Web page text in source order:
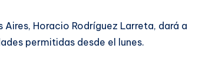
Horacio Rodríguez Larreta, dará a
permitidas desde el lunes.